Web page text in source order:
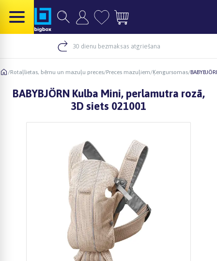
30 dienu bezmaksas atgriešana
/Rotaļlietas, bērnu un mazuļu preces/Preces mazuļiem/Ķengursomas/
BABYBJÖRN Kulba Mini, perlamutra rozā,
3D siets 021001